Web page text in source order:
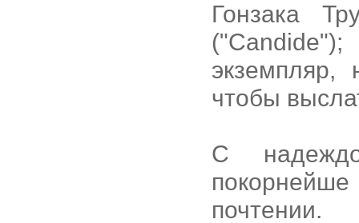
Гонзака
чтобы
С
почтении.